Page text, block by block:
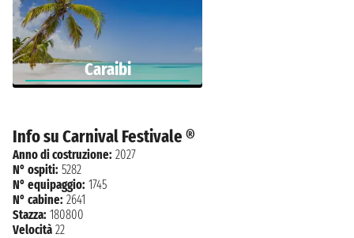
Caraibi
Info su Carnival Festivale ®
Anno di costruzione: 2027
N° ospiti: 5282
N° equipaggio: 1745
N° cabine: 2641
Stazza: 180800
Velocità 22